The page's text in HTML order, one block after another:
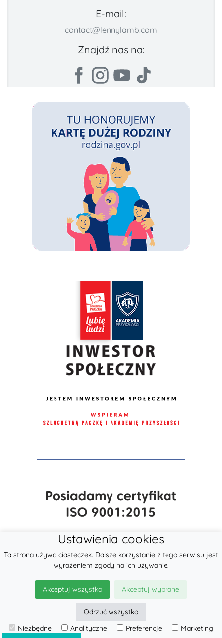
E-mail:
contact@lennylamb.com
Znajdź nas na:
© 2026LennyLamb sp. z o.o.
Ustawienia cookies
Ta strona używa ciasteczek. Dalsze korzystanie z tego serwisu jest
wyrażeniem zgody na ich używanie.
Akceptuj wszystko Akceptuj wybrane
Odrzuć wszystko
Niezbędne
Analityczne Preferencje Marketing